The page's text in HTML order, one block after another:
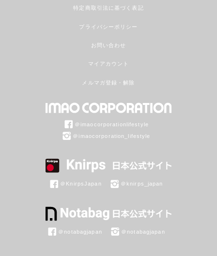
特定商取引法に基づく表記
プライバシーポリシー
お問い合わせ
マイアカウント
メルマガ登録・解除
＠imaocorporationlifestyle
＠imaocorporation_lifestyle
＠KnirpsJapan ＠knirps_japan
＠notabagjapan ＠notabagjapan